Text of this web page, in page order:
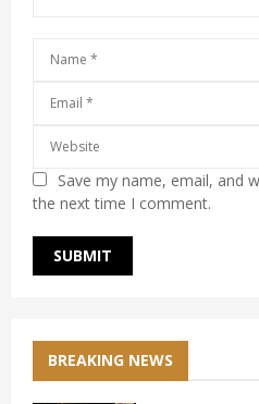
Save my name, email, and
the next time I comment.
BREAKING NEWS